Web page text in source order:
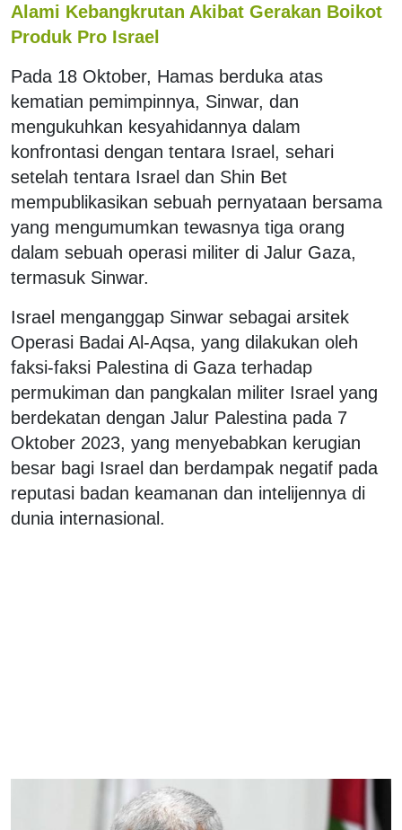
Alami Kebangkrutan Akibat Gerakan Boikot
Produk Pro Israel
Pada 18 Oktober, Hamas berduka atas
kematian pemimpinnya, Sinwar, dan
mengukuhkan kesyahidannya dalam
konfrontasi dengan tentara Israel, sehari
setelah tentara Israel dan Shin Bet
mempublikasikan sebuah pernyataan bersama
yang mengumumkan tewasnya tiga orang
dalam sebuah operasi militer di Jalur Gaza,
termasuk Sinwar.
Israel menganggap Sinwar sebagai arsitek
Operasi Badai Al-Aqsa, yang dilakukan oleh
faksi-faksi Palestina di Gaza terhadap
permukiman dan pangkalan militer Israel yang
berdekatan dengan Jalur Palestina pada 7
Oktober 2023, yang menyebabkan kerugian
besar bagi Israel dan berdampak negatif pada
reputasi badan keamanan dan intelijennya di
dunia internasional.